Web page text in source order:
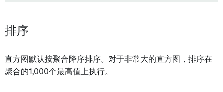
排序
直方图默认按聚合降序排序。对于非常大的直方图，排序在
聚合的1,000个最高值上执行。